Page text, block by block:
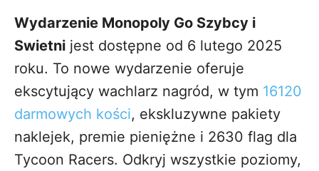
Wydarzenie Monopoly Go Szybcy i
Swietni jest dostępne od 6 lutego 2025
roku. To nowe wydarzenie oferuje
ekscytujący wachlarz nagród, w tym 16120
darmowych kości, ekskluzywne pakiety
naklejek, premie pieniężne i 2630 flag dla
Tycoon Racers. Odkryj wszystkie poziomy,